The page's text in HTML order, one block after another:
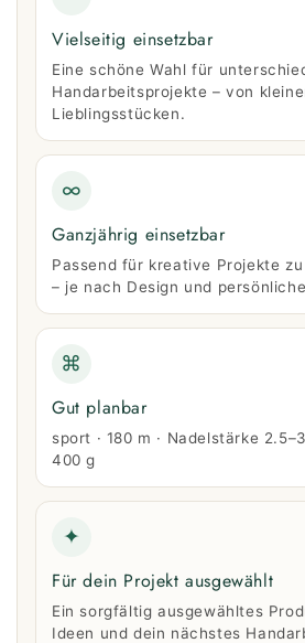
Vielseitig einsetzbar
Eine schöne Wahl für
Handarbeitsprojekte – von
Lieblingsstücken.
∞
Ganzjährig einsetzbar
Passend für kreative Projekte
– je nach Design und
⌘
Gut planbar
sport · 180 m · Nadelstärke
400 g
✦
Für dein Projekt ausgewählt
Ein sorgfältig ausgewähltes
Ideen und dein nächstes